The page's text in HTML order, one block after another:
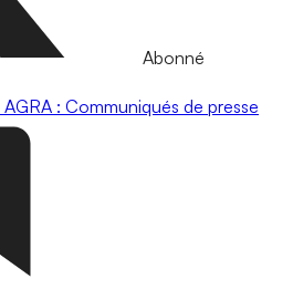
Abonné
AGRA : Communiqués de presse